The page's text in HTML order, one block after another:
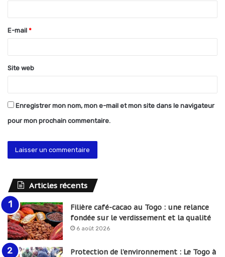
e
*
E-mail *
Site web
Enregistrer mon nom, mon e-mail et mon site dans le navigateur
pour mon prochain commentaire.
Articles récents
Filière café-cacao au Togo : une relance
fondée sur le verdissement et la qualité
6 août 2026
Protection de l’environnement : Le Togo à